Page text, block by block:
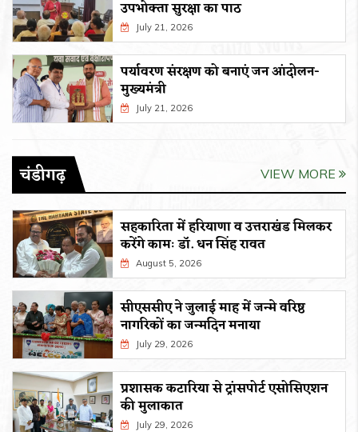
उपभोक्ता सुरक्षा का पाठ
July 21, 2026
पर्यावरण संरक्षण को बनाएं जन आंदोलन-
मुख्यमंत्री
July 21, 2026
चंडीगढ़ VIEW MORE
सहकारिता में हरियाणा व उत्तराखंड मिलकर
करेंगे कामः डाॅ. धन सिंह रावत
August 5, 2026
सीएससीए ने जुलाई माह में जन्मे वरिष्ठ
नागरिकों का जन्मदिन मनाया
July 29, 2026
प्रशासक कटारिया से ट्रांसपोर्ट एसोसिएशन
की मुलाकात
July 29, 2026